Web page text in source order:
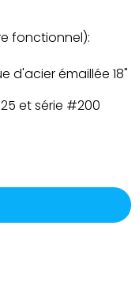
fonctionnel):
d'acier émaillée 18"
et série #200